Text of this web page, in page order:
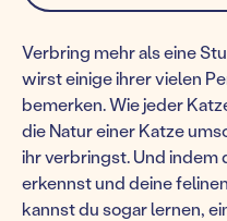
Verbring mehr als eine
wirst einige ihrer vielen
bemerken. Wie jeder
die Natur einer Katze
ihr verbringst. Und indem
erkennst und deine
kannst du sogar lernen,